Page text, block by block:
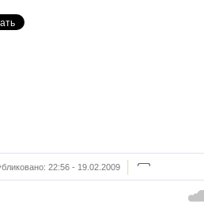
22:56 - 19.02.2009